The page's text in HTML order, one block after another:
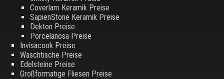
Coverlam Keramik Preise
SapienStone Keramik Preise
Dekton Preise
Porcelanosa Preise
Invisacook Preise
Waschtische Preise
Edelsteine Preise
Großformatige Fliesen Preise